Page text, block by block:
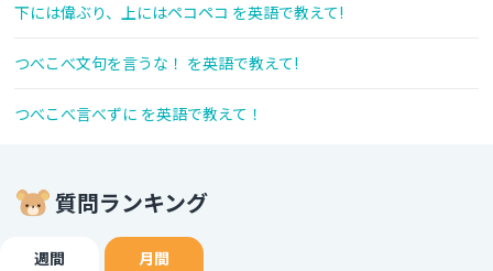
下には偉ぶり、上にはペコペコ を英語で教えて!
つべこべ文句を言うな！ を英語で教えて!
つべこべ言べずに を英語で教えて！
質問ランキング
週間 月間